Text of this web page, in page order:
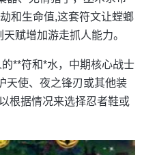
和生命值,这套符文让螳螂
赋增加游走抓人能力。
**符和*水，中期核心战士
天使、夜之锋刃或其他装
根据情况来选择忍者鞋或